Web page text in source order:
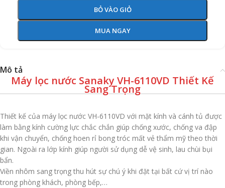
BỎ VÀO GIỎ
MUA NGAY
Mô tả
Máy lọc nước Sanaky VH-6110VD Thiết Kế
Sang Trọng
Thiết kế của máy lọc nước VH-6110VD với mặt kính và cánh tủ được
làm bằng kính cường lực chắc chắn giúp chống xước, chống va đập
khi vận chuyển, chống hoen rỉ bong tróc mất vẻ thẩm mỹ theo thời
gian. Ngoài ra lớp kính giúp người sử dụng dễ vệ sinh, lau chùi bụi
bẩn.
Viền nhôm sang trọng thu hút sự chú ý khi đặt tại bất cứ vị trí nào
trong phòng khách, phòng bếp,…